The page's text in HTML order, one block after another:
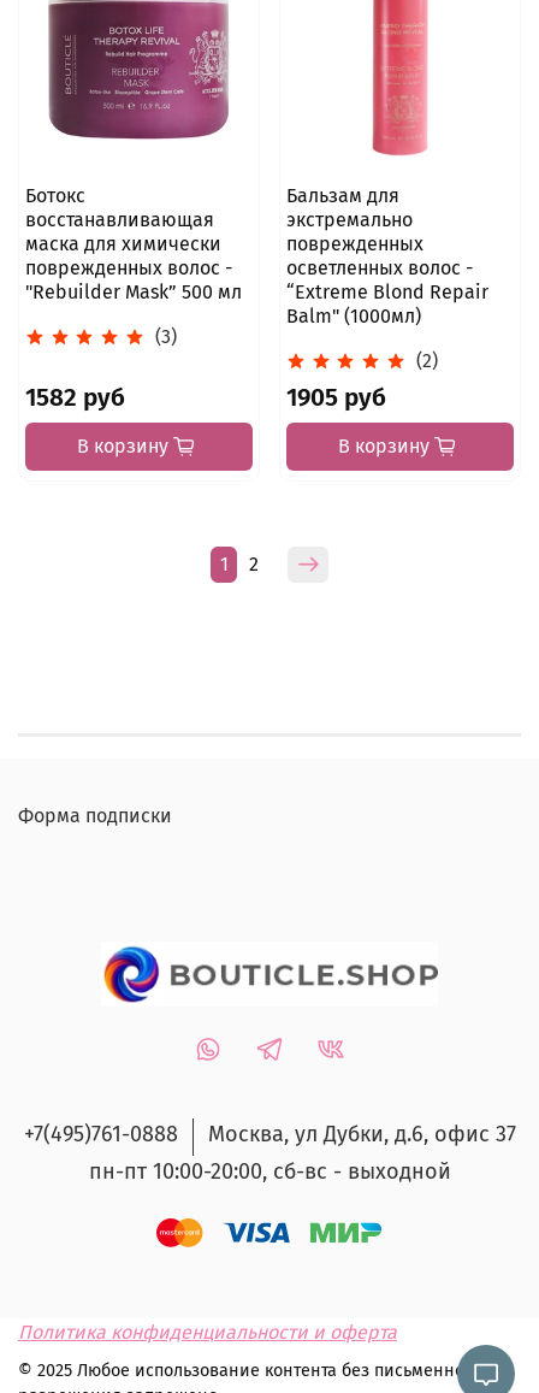
Ботокс
восстанавливающая
маска для химически
поврежденных волос -
"Rebuilder Mask” 500 мл
(3)
1582 руб
В корзину
Бальзам для
экстремально
поврежденных
осветленных волос -
“Extreme Blond Repair
Balm" (1000мл)
(2)
1905 руб
В корзину
1 2
Форма подписки
+7(495)761-0888
Москва, ул Дубки, д.6, офис 37
пн-пт 10:00-20:00, сб-вс - выходной
Политика конфиденциальности и оферта
© 2025 Любое использование контента без письменного